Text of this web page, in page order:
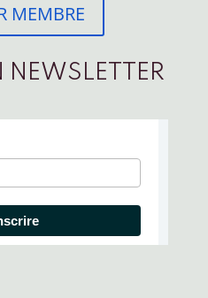
MEMBRE
NEWSLETTER